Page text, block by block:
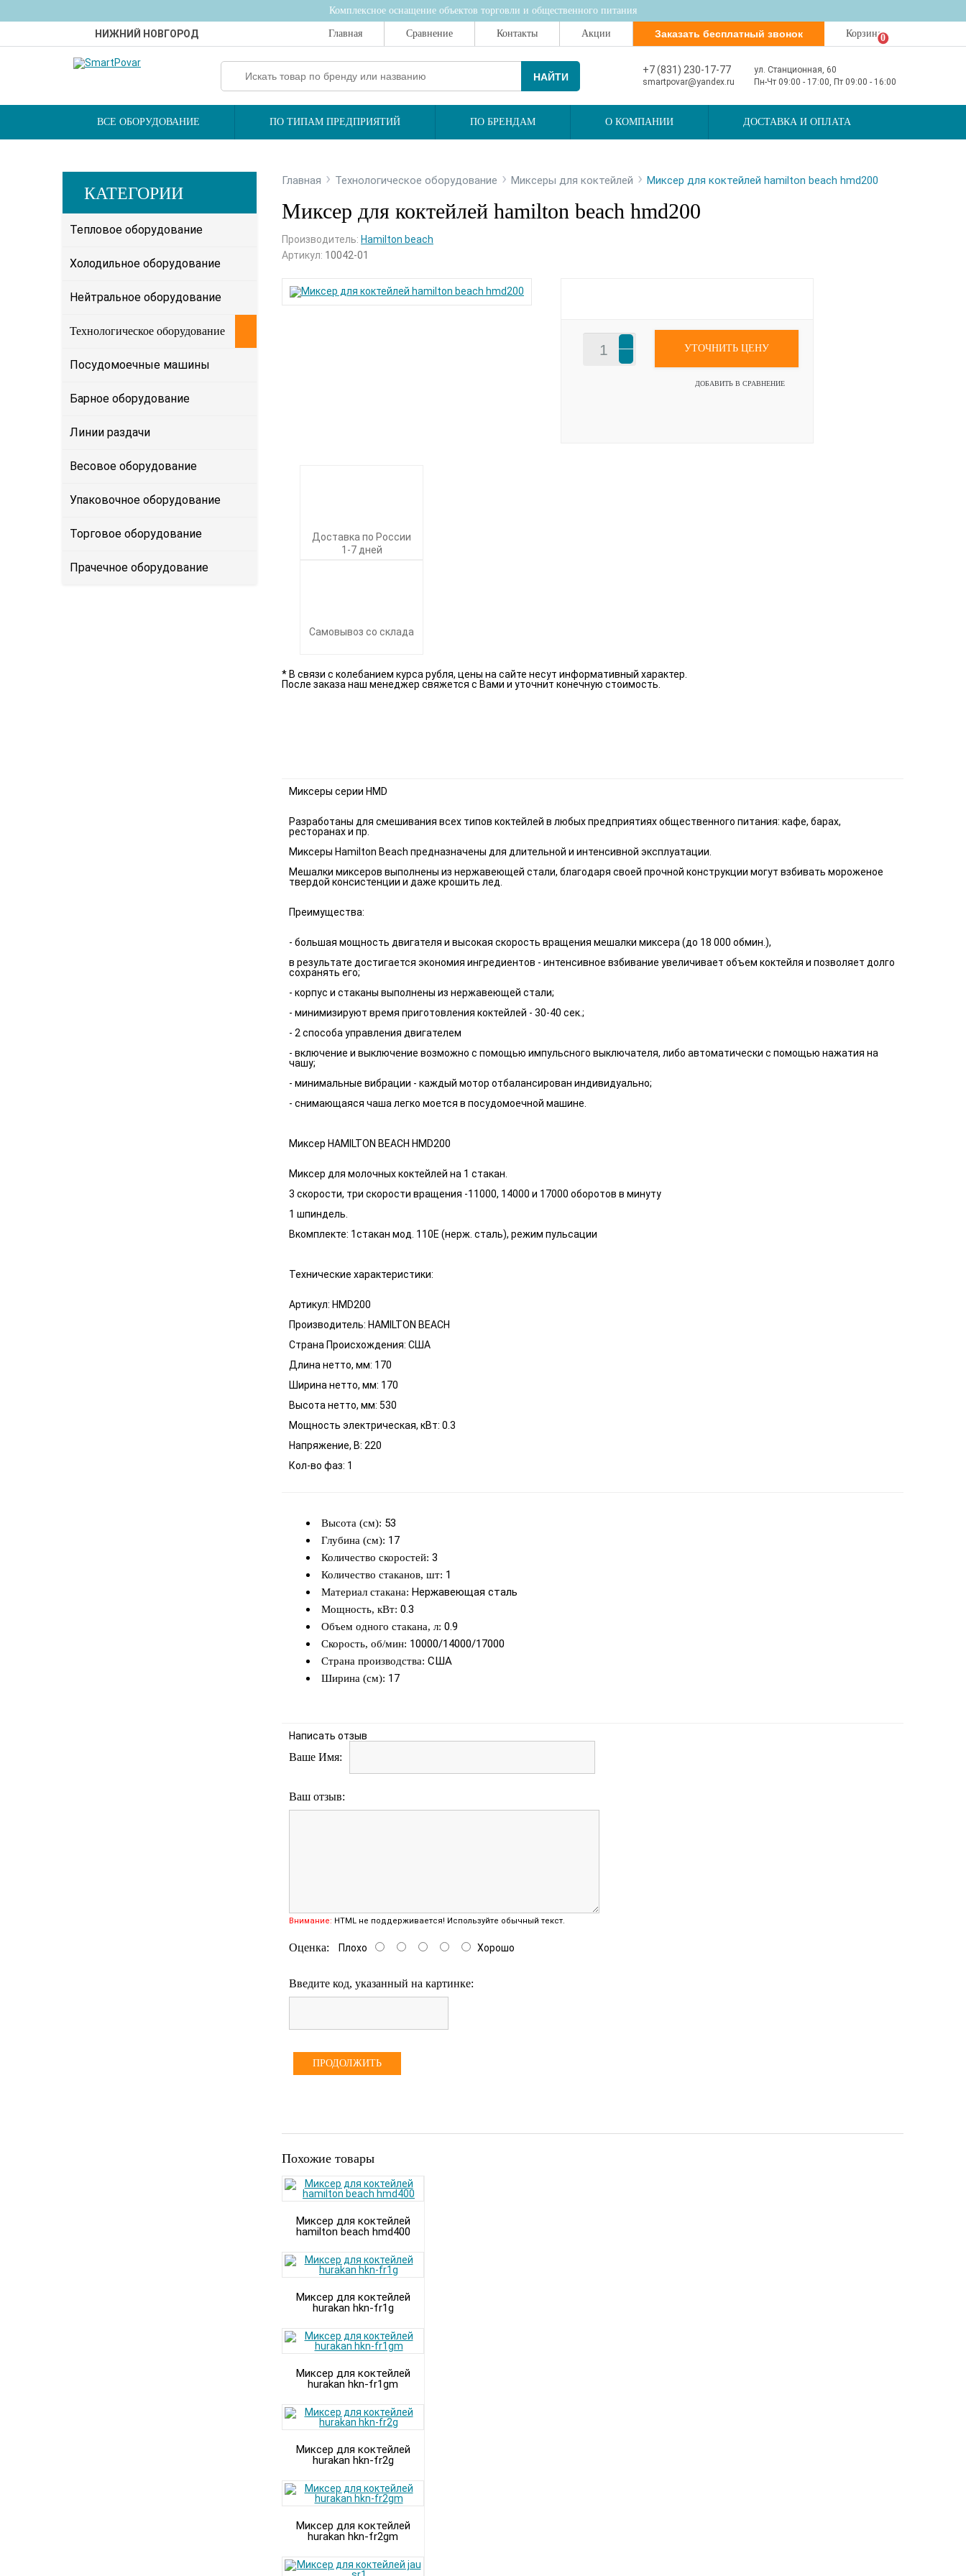
Комплексное оснащение объектов торговли и общественного питания
Главная Сравнение Контакты Акции Заказать бесплатный звонок Корзина0
НИЖНИЙ НОВГОРОД
НАЙТИ
+7 (831) 230-17-77
ул. Станционная, 60
smartpovar@yandex.ru
Пн-Чт 09:00 - 17:00, Пт 09:00 - 16:00
ВСЕ ОБОРУДОВАНИЕ ПО ТИПАМ ПРЕДПРИЯТИЙ ПО БРЕНДАМ О КОМПАНИИ ДОСТАВКА И ОПЛАТА
КАТЕГОРИИ
Тепловое оборудование
Холодильное оборудование
Нейтральное оборудование
Технологическое оборудование
Посудомоечные машины
Барное оборудование
Линии раздачи
Весовое оборудование
Упаковочное оборудование
Торговое оборудование
Прачечное оборудование
Главная › Технологическое оборудование › Миксеры для коктейлей › Миксер для коктейлей hamilton beach hmd200
Миксер для коктейлей hamilton beach hmd200
Производитель: Hamilton beach
Артикул: 10042-01
УТОЧНИТЬ ЦЕНУ
ДОБАВИТЬ В СРАВНЕНИЕ
Доставка по России
1-7 дней
Самовывоз со склада
* В связи с колебанием курса рубля, цены на сайте несут информативный характер.
После заказа наш менеджер свяжется с Вами и уточнит конечную стоимость.
Миксеры серии HMD
Разработаны для смешивания всех типов коктейлей в любых предприятиях общественного питания: кафе, барах,
ресторанах и пр.
Миксеры Hamilton Beach предназначены для длительной и интенсивной эксплуатации.
Мешалки миксеров выполнены из нержавеющей стали, благодаря своей прочной конструкции могут взбивать мороженое
твердой консистенции и даже крошить лед.
Преимущества:
- большая мощность двигателя и высокая скорость вращения мешалки миксера (до 18 000 обмин.),
в результате достигается экономия ингредиентов - интенсивное взбивание увеличивает объем коктейля и позволяет долго
сохранять его;
- корпус и стаканы выполнены из нержавеющей стали;
- минимизируют время приготовления коктейлей - 30-40 сек.;
- 2 способа управления двигателем
- включение и выключение возможно с помощью импульсного выключателя, либо автоматически с помощью нажатия на
чашу;
- минимальные вибрации - каждый мотор отбалансирован индивидуально;
- снимающаяся чаша легко моется в посудомоечной машине.
Миксер HAMILTON BEACH HMD200
Миксер для молочных коктейлей на 1 стакан.
3 скорости, три скорости вращения -11000, 14000 и 17000 оборотов в минуту
1 шпиндель.
Вкомплекте: 1стакан мод. 110Е (нерж. сталь), режим пульсации
Технические характеристики:
Артикул: HMD200
Производитель: HAMILTON BEACH
Страна Происхождения: США
Длина нетто, мм: 170
Ширина нетто, мм: 170
Высота нетто, мм: 530
Мощность электрическая, кВт: 0.3
Напряжение, В: 220
Кол-во фаз: 1
Высота (см): 53
Глубина (см): 17
Количество скоростей: 3
Количество стаканов, шт: 1
Материал стакана: Нержавеющая сталь
Мощность, кВт: 0.3
Объем одного стакана, л: 0.9
Скорость, об/мин: 10000/14000/17000
Страна производства: США
Ширина (см): 17
Написать отзыв
Ваше Имя:
Ваш отзыв:
Внимание: HTML не поддерживается! Используйте обычный текст.
Оценка: Плохо Хорошо
Введите код, указанный на картинке:
ПРОДОЛЖИТЬ
Похожие товары
Миксер для коктейлей
hamilton beach hmd400
Миксер для коктейлей
hurakan hkn-fr1g
Миксер для коктейлей
hurakan hkn-fr1gm
Миксер для коктейлей
hurakan hkn-fr2g
Миксер для коктейлей
hurakan hkn-fr2gm